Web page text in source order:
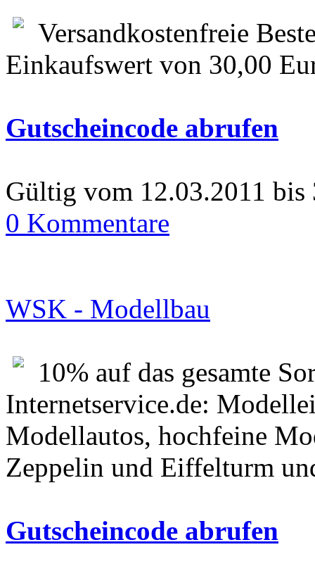
Versandkostenfreie
Einkaufswert von 30,00
Gutscheincode abrufen
Gültig vom 12.03.2011 bis
0 Kommentare
WSK - Modellbau
10% auf das gesamte
Internetservice.de:
Modellautos, hochfeine
Zeppelin und Eiffelturm
Gutscheincode abrufen